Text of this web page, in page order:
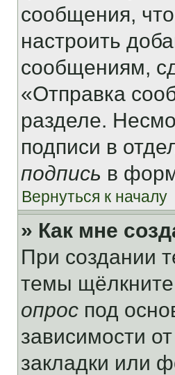
сообщения,
настроить
сообщениям,
«Отправка
разделе.
подписи в
подпись в
Вернуться к началу
» Как мне
При создании
темы
опрос под
зависимости
закладки или